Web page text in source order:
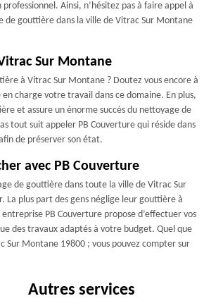
Ainsi, n’hésitez pas à faire appel à
de gouttière dans la ville de Vitrac Sur Montane
Sur Montane
à Vitrac Sur Montane ? Doutez vous encore à
charge votre travail dans ce domaine. En plus,
et assure un énorme succès du nettoyage de
tout suit appeler PB Couverture qui réside dans
de préserver son état.
avec PB Couverture
de gouttière dans toute la ville de Vitrac Sur
La plus part des gens néglige leur gouttière à
PB Couverture propose d’effectuer vos
des travaux adaptés à votre budget. Quel que
Sur Montane 19800 ; vous pouvez compter sur
Autres services